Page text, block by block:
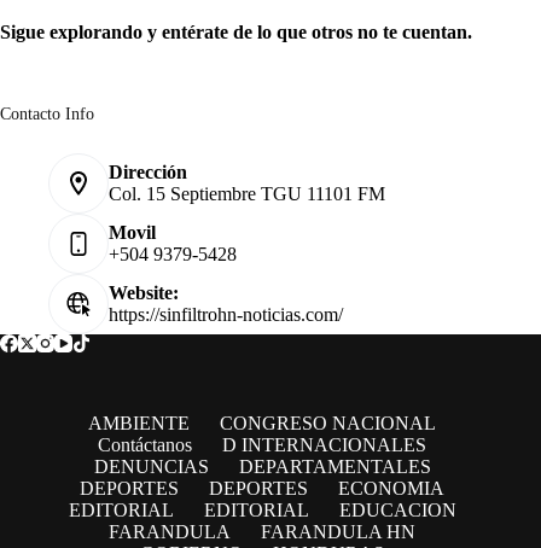
Sigue explorando y entérate de lo que otros no te cuentan.
Contacto Info
Dirección
Col. 15 Septiembre TGU 11101 FM
Movil
+504 9379-5428
Website:
https://sinfiltrohn-noticias.com/
AMBIENTE
CONGRESO NACIONAL
Contáctanos
D INTERNACIONALES
DENUNCIAS
DEPARTAMENTALES
DEPORTES
DEPORTES
ECONOMIA
EDITORIAL
EDITORIAL
EDUCACION
FARANDULA
FARANDULA HN